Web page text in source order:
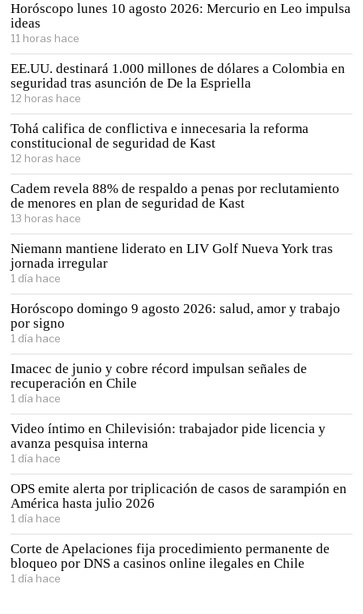
Horóscopo lunes 10 agosto 2026: Mercurio en Leo impulsa
ideas
11 horas hace
EE.UU. destinará 1.000 millones de dólares a Colombia en
seguridad tras asunción de De la Espriella
12 horas hace
Tohá califica de conflictiva e innecesaria la reforma
constitucional de seguridad de Kast
12 horas hace
Cadem revela 88% de respaldo a penas por reclutamiento
de menores en plan de seguridad de Kast
13 horas hace
Niemann mantiene liderato en LIV Golf Nueva York tras
jornada irregular
1 día hace
Horóscopo domingo 9 agosto 2026: salud, amor y trabajo
por signo
1 día hace
Imacec de junio y cobre récord impulsan señales de
recuperación en Chile
1 día hace
Video íntimo en Chilevisión: trabajador pide licencia y
avanza pesquisa interna
1 día hace
OPS emite alerta por triplicación de casos de sarampión en
América hasta julio 2026
1 día hace
Corte de Apelaciones fija procedimiento permanente de
bloqueo por DNS a casinos online ilegales en Chile
1 día hace